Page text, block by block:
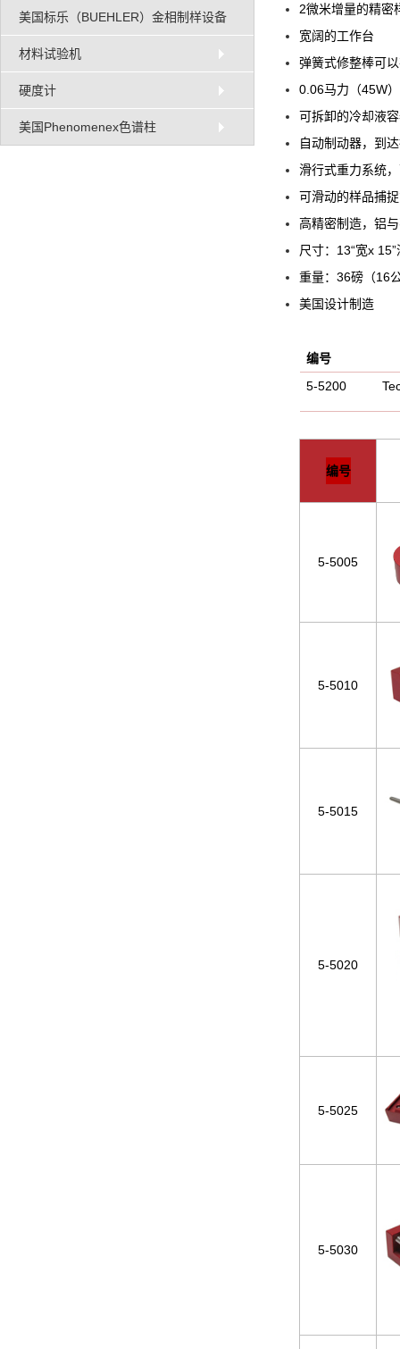
美国标乐（BUEHLER）金相制样设备
材料试验机
硬度计
美国Phenomenex色谱柱
2微米增量的精密
宽阔的工作台
弹簧式修整棒可
0.06马力（45W
可拆卸的冷却液
自动制动器，到
滑行式重力系统
可滑动的样品捕
高精密制造，铝
尺寸：13“宽x
重量：
美国设计制造
编号
5-5200
编号
5-5005
5-5010
5-5015
5-5020
5-5025
5-5030